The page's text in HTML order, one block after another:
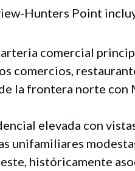
Hunters Point
arteria comercial
comercios,
la frontera norte con
elevada con
unifamiliares
este, históricamente